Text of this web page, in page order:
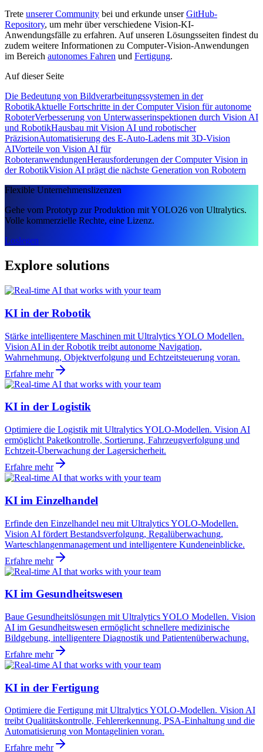
Trete unserer Community bei und erkunde unserGitHub-
Repository, um mehr über verschiedene Vision-KI-
Anwendungsfälle zu erfahren. Auf unseren Lösungsseiten findest du
zudem weitere Informationen zu Computer-Vision-Anwendungen
im Bereich autonomes Fahren und Fertigung.
Auf dieser Seite
Die Bedeutung von Bildverarbeitungssystemen in der
RobotikAktuelle Fortschritte in der Computer Vision für autonome
RoboterVerbesserung von Unterwasserinspektionen durch Vision AI
und RobotikHausbau mit Vision AI und robotischer
PräzisionAutomatisierung des E-Auto-Ladens mit 3D-Vision
AIVorteile von Vision AI für
RoboteranwendungenHerausforderungen der Computer Vision in
der RobotikVision AI prägt die nächste Generation von Robotern
Flexible Unternehmenslizenzen
Gehe vom Prototyp zur Produktion mit YOLO26 von Ultralytics.
Volle kommerzielle Rechte, eine Lizenz.
Loslegen
Explore solutions
KI in der Robotik
Stärke intelligentere Maschinen mit Ultralytics YOLO Modellen.
Vision AI in der Robotik treibt autonome Navigation,
Wahrnehmung, Objektverfolgung und Echtzeitsteuerung voran.
Erfahre mehr
KI in der Logistik
Optimiere die Logistik mit Ultralytics YOLO-Modellen. Vision AI
ermöglicht Paketkontrolle, Sortierung, Fahrzeugverfolgung und
Echtzeit-Überwachung der Lagersicherheit.
Erfahre mehr
KI im Einzelhandel
Erfinde den Einzelhandel neu mit Ultralytics YOLO-Modellen.
Vision AI fördert Bestandsverfolgung, Regalüberwachung,
Warteschlangenmanagement und intelligentere Kundeneinblicke.
Erfahre mehr
KI im Gesundheitswesen
Baue Gesundheitslösungen mit Ultralytics YOLO Modellen. Vision
AI im Gesundheitswesen ermöglicht schnellere medizinische
Bildgebung, intelligentere Diagnostik und Patientenüberwachung.
Erfahre mehr
KI in der Fertigung
Optimiere die Fertigung mit Ultralytics YOLO-Modellen. Vision AI
treibt Qualitätskontrolle, Fehlererkennung, PSA-Einhaltung und die
Automatisierung von Montagelinien voran.
Erfahre mehr